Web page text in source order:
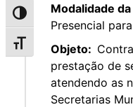
Alternar alto contraste
Alternar tamanho da
Modalidade
Presencial
Objeto:
prestação de
atendendo as
Secretarias